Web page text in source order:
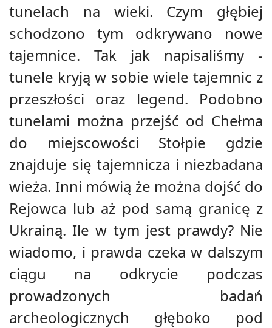
tunelach na wieki. Czym głębiej
schodzono tym odkrywano nowe
tajemnice. Tak jak napisaliśmy -
tunele kryją w sobie wiele tajemnic z
przeszłości oraz legend. Podobno
tunelami można przejść od Chełma
do miejscowości Stołpie gdzie
znajduje się tajemnicza i niezbadana
wieża. Inni mówią że można dojść do
Rejowca lub aż pod samą granicę z
Ukrainą. Ile w tym jest prawdy? Nie
wiadomo, i prawda czeka w dalszym
ciągu na odkrycie podczas
prowadzonych badań
archeologicznych głęboko pod